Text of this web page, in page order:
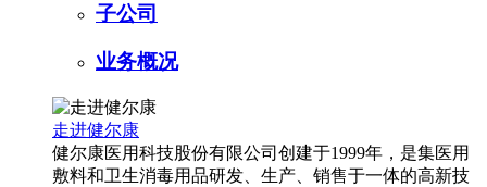
子公司
业务概况
走进健尔康
健尔康医用科技股份有限公司创建于1999年，是集医用
敷料和卫生消毒用品研发、生产、销售于一体的高新技